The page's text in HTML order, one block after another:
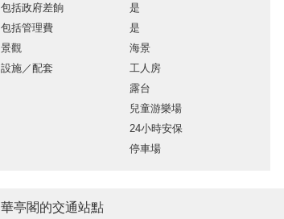
包括政府差餉
是
包括管理費
是
景觀
海景
設施／配套
工人房
露台
兒童游樂場
24小時安保
停車場
華亭閣的交通站點